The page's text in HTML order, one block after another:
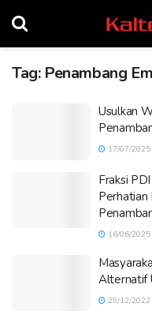
Tag: Penambang
Usulkan
17/07/2025
Fraksi
Perhatian
16/06/2025
Alternatif
29/12/2022